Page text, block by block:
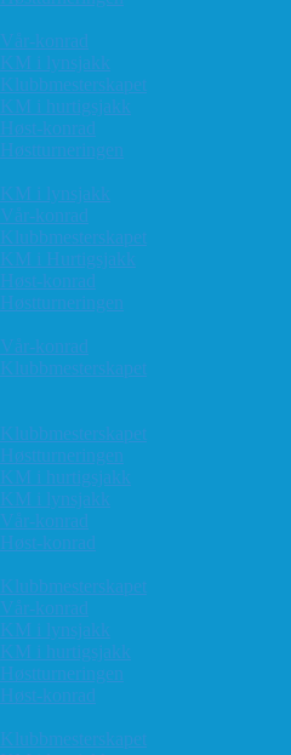
Vår-konrad
KM i lynsjakk
Klubbmesterskapet
KM i hurtigsjakk
Høst-konrad
Høstturneringen
KM i lynsjakk
Vår-konrad
Klubbmesterskapet
KM i Hurtigsjakk
Høst-konrad
Høstturneringen
Vår-konrad
Klubbmesterskapet
Klubbmesterskapet
Høstturneringen
KM i hurtigsjakk
KM i lynsjakk
Vår-konrad
Høst-konrad
Klubbmesterskapet
Vår-konrad
KM i lynsjakk
KM i hurtigsjakk
Høstturneringen
Høst-konrad
Klubbmesterskapet